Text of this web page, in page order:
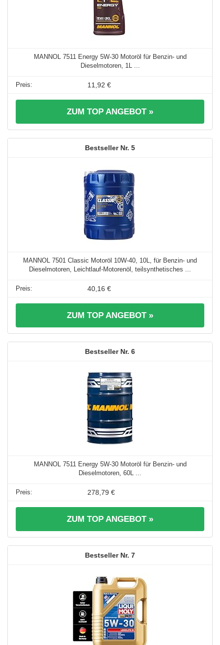
MANNOL 7511 Energy 5W-30 Motoröl für Benzin- und
Dieselmotoren, 1L ...
11,92 €
ZUM TOP ANGEBOT »
5
MANNOL 7501 Classic Motoröl 10W-40, 10L, für Benzin- und
Dieselmotoren, Leichtlauf-Motorenöl, teilsynthetisches ...
40,16 €
ZUM TOP ANGEBOT »
6
MANNOL 7511 Energy 5W-30 Motoröl für Benzin- und
Dieselmotoren, 60L ...
278,79 €
ZUM TOP ANGEBOT »
7